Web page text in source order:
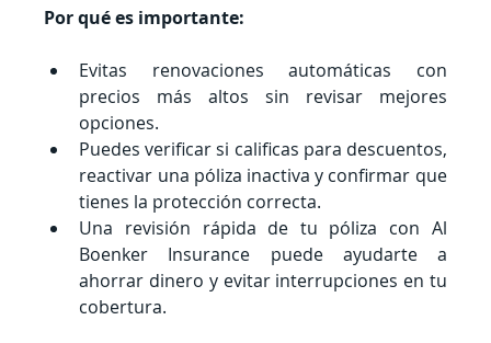
Por qué es importante:
Evitas renovaciones automáticas con
precios más altos sin revisar mejores
opciones.
Puedes verificar si calificas para descuentos,
reactivar una póliza inactiva y confirmar que
tienes la protección correcta.
Una revisión rápida de tu póliza con Al
Boenker Insurance puede ayudarte a
ahorrar dinero y evitar interrupciones en tu
cobertura.